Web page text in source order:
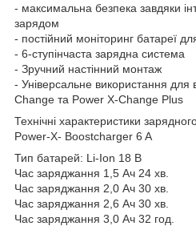
- максимальна безпека завдяки
зарядом
- постійний моніторинг батареї
- 6-ступінчаста зарядна система
- Зручний настінний монтаж
- Універсальне використання для
Change та Power X-Change Plus
Технічні характеристики
Power-X- Boostcharger 6 A
Тип батарей: Li-Ion 18 В
Час заряджання 1,5 Ач 24 хв.
Час заряджання 2,0 Ач 30 хв.
Час заряджання 2,6 Ач 30 хв.
Час заряджання 3,0 Ач 32 год.